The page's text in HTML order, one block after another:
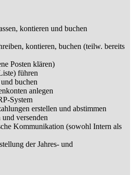
kontieren und buchen
kontieren, buchen (teilw. bereits
Posten klären)
führen
buchen
anlegen
System
erstellen und abstimmen
versenden
Kommunikation (sowohl Intern als
der Jahres- und